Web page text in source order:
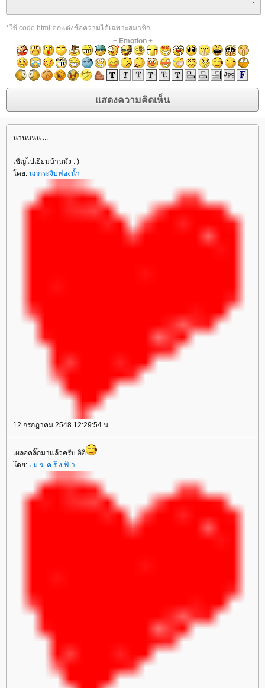
*ใช้ code html ตกแต่งข้อความได้เฉพาะสมาชิก
+ Emotion+
น่านนนน ...
เชิญไปเยี่ยมบ้านมั่ง : )
ดย: นกกระจิบฟองน้ำ
12 กรกฎาคม 2548 12:29:54 น.
เผลอคลิ๊กมาแล้วครับ อิอิ
ดย: เ ม ฆ ค รึ่ ง ฟ้ า